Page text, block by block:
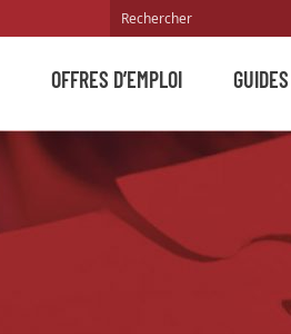
OFFRES D’EMPLOI GUIDES